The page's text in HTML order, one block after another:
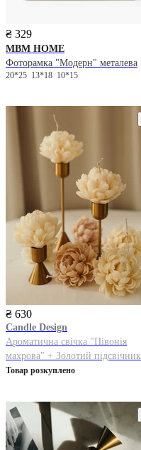
₴ 329
MBM HOME
Фоторамка "Модерн" металева
20*25 13*18 10*15
₴ 630
Candle Design
Ароматична свічка "Півонія
махрова" + Золотий підсвічник
Товар розкуплено